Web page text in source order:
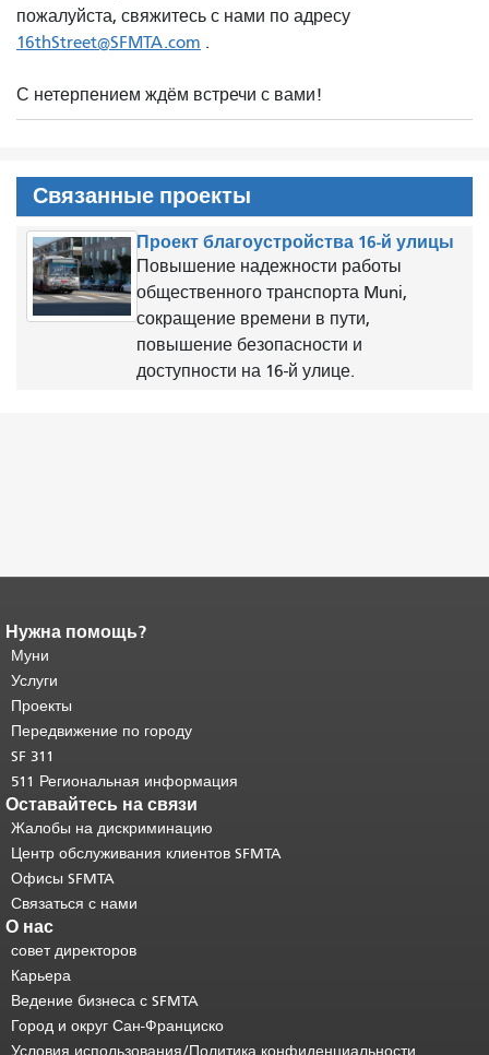
пожалуйста, свяжитесь с нами по адресу
16thStreet@SFMTA.com .
С нетерпением ждём встречи с вами!
Связанные проекты
Проект благоустройства 16-й улицы
Повышение надежности работы
общественного транспорта Muni,
сокращение времени в пути,
повышение безопасности и
доступности на 16-й улице.
Конец содержимого
страницы.
страницы повторяется на каждой
странице.
основного содержимого .
Нужна помощь?
Муни
Услуги
Проекты
Передвижение по городу
SF 311
511 Региональная информация
Оставайтесь на связи
Жалобы на дискриминацию
Центр обслуживания клиентов SFMTA
Офисы SFMTA
Связаться с нами
О нас
совет директоров
Карьера
Ведение бизнеса с SFMTA
Город и округ Сан-Франциско
Условия использования/Политика конфиденциальности